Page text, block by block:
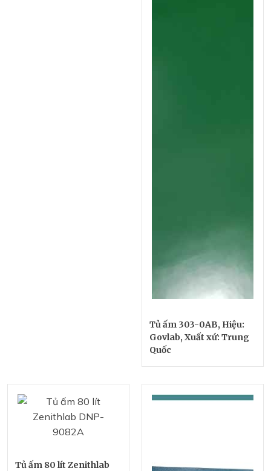
Tủ ấm 303-0AB, Hiệu:
Govlab, Xuất xứ: Trung
Quốc
Tủ ấm 80 lít Zenithlab